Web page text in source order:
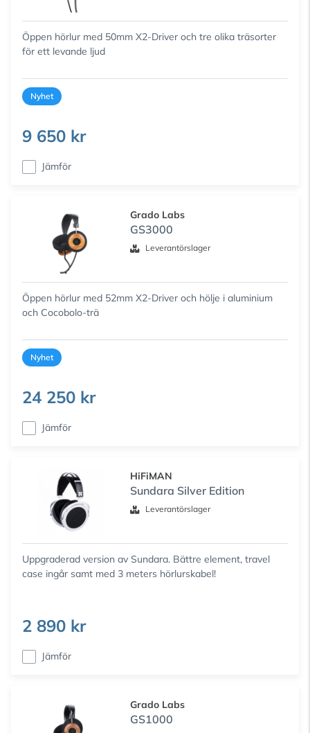
Öppen hörlur med 50mm X2-Driver och tre olika träsorter
för ett levande ljud
Nyhet
9 650 kr
Jämför
Grado Labs
GS3000
Leverantörslager
Öppen hörlur med 52mm X2-Driver och hölje i aluminium
och Cocobolo-trä
Nyhet
24 250 kr
Jämför
HiFiMAN
Sundara Silver Edition
Leverantörslager
Uppgraderad version av Sundara. Bättre element, travel
case ingår samt med 3 meters hörlurskabel!
2 890 kr
Jämför
Grado Labs
GS1000